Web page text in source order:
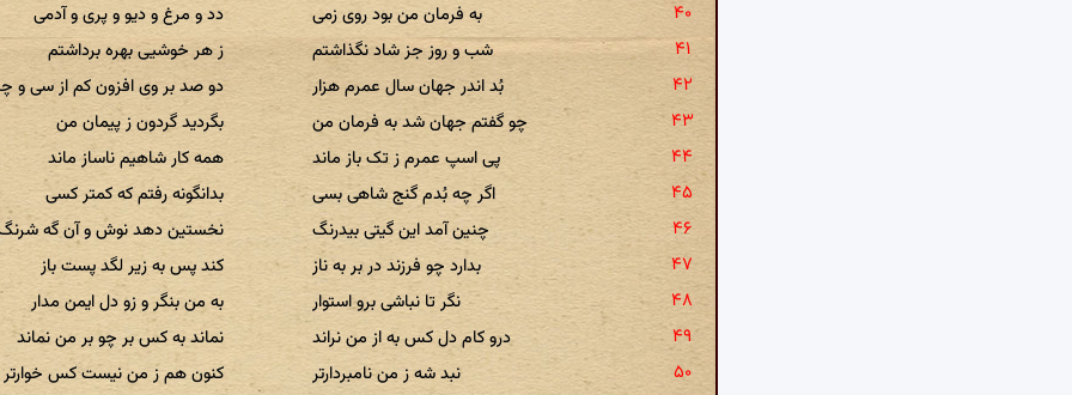
به فرمان من بود روی زمی
دد و مرغ و دیو و پری و آدمی
شب و روز جز شاد نگذاشتم
ز هر خوشیی بهره برداشتم
بُد اندر جهان سال عمرم هزار
دو صد بر وی افزون کم از سی و
چو گفتم جهان شد به فرمان من
بگردید گردون ز پیمان من
پی اسپ عمرم ز تک باز ماند
همه کار شاهیم ناساز ماند
اگر چه بُدم گنج شاهی بسی
بدانگونه رفتم که کمتر کسی
چنین آمد این گیتی بیدرنگ
نخستین دهد نوش و آن گه
بدارد چو فرزند در بر به ناز
کند پس به زیر لگد پست باز
نگر تا نباشی برو استوار
به من بنگر و زو دل ایمن مدار
درو کام دل کس به از من نراند
نماند به کس بر چو بر من نماند
نبد شه ز من نامبردارتر
کنون هم ز من نیست کس خوارتر